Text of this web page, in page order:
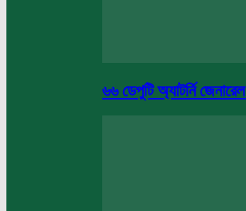
৬৬ ডেপুটি অ্যাটর্নি